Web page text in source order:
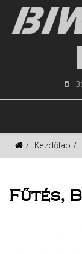
Kezdőlap
Fűtés,